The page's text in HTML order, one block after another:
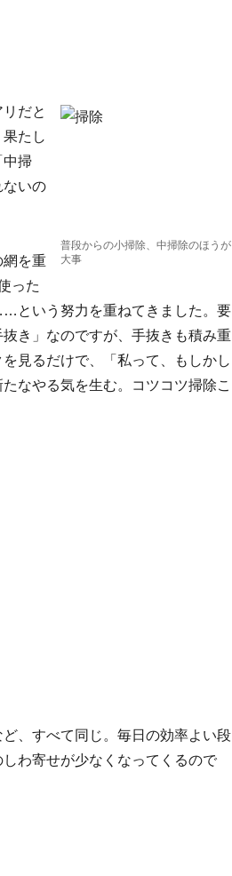
普段からの小掃除、中掃除のほうが
大事
だと
たし
中掃
ないの
網を重
った
という努力を重ねてきました。要
き」なのですが、手抜きも積み重
見るだけで、「私って、もしかし
なやる気を生む。コツコツ掃除こ
、すべて同じ。毎日の効率よい段
わ寄せが少なくなってくるので